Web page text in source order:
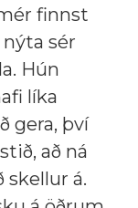
finnst
sér
Hún
líka
gera, því
að ná
skellur á.